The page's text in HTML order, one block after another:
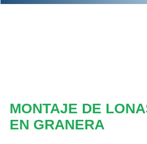
MONTAJE DE
EN GRANERA